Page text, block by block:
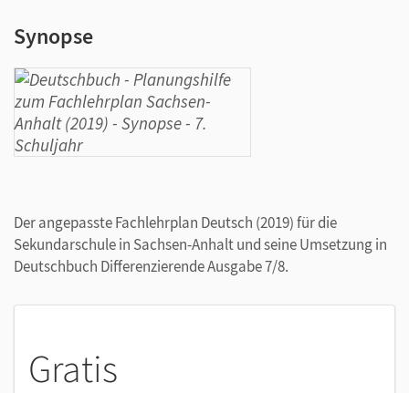
Synopse
Der angepasste Fachlehrplan Deutsch (2019) für die
Sekundarschule in Sachsen-Anhalt und seine Umsetzung in
Deutschbuch Differenzierende Ausgabe 7/8.
Gratis